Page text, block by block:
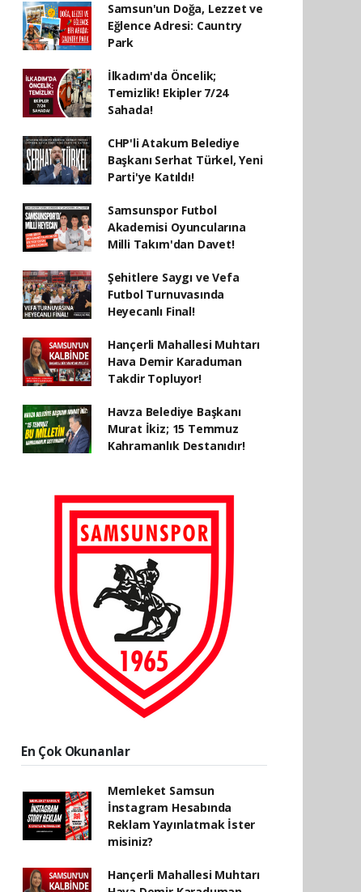
Samsun'un Doğa, Lezzet ve
Eğlence Adresi: Cauntry
Park
İlkadım'da Öncelik;
Temizlik! Ekipler 7/24
Sahada!
CHP'li Atakum Belediye
Başkanı Serhat Türkel, Yeni
Parti'ye Katıldı!
Samsunspor Futbol
Akademisi Oyuncularına
Milli Takım'dan Davet!
Şehitlere Saygı ve Vefa
Futbol Turnuvasında
Heyecanlı Final!
Hançerli Mahallesi Muhtarı
Hava Demir Karaduman
Takdir Topluyor!
Havza Belediye Başkanı
Murat İkiz; 15 Temmuz
Kahramanlık Destanıdır!
En Çok Okunanlar
Memleket Samsun
İnstagram Hesabında
Reklam Yayınlatmak İster
misiniz?
Hançerli Mahallesi Muhtarı